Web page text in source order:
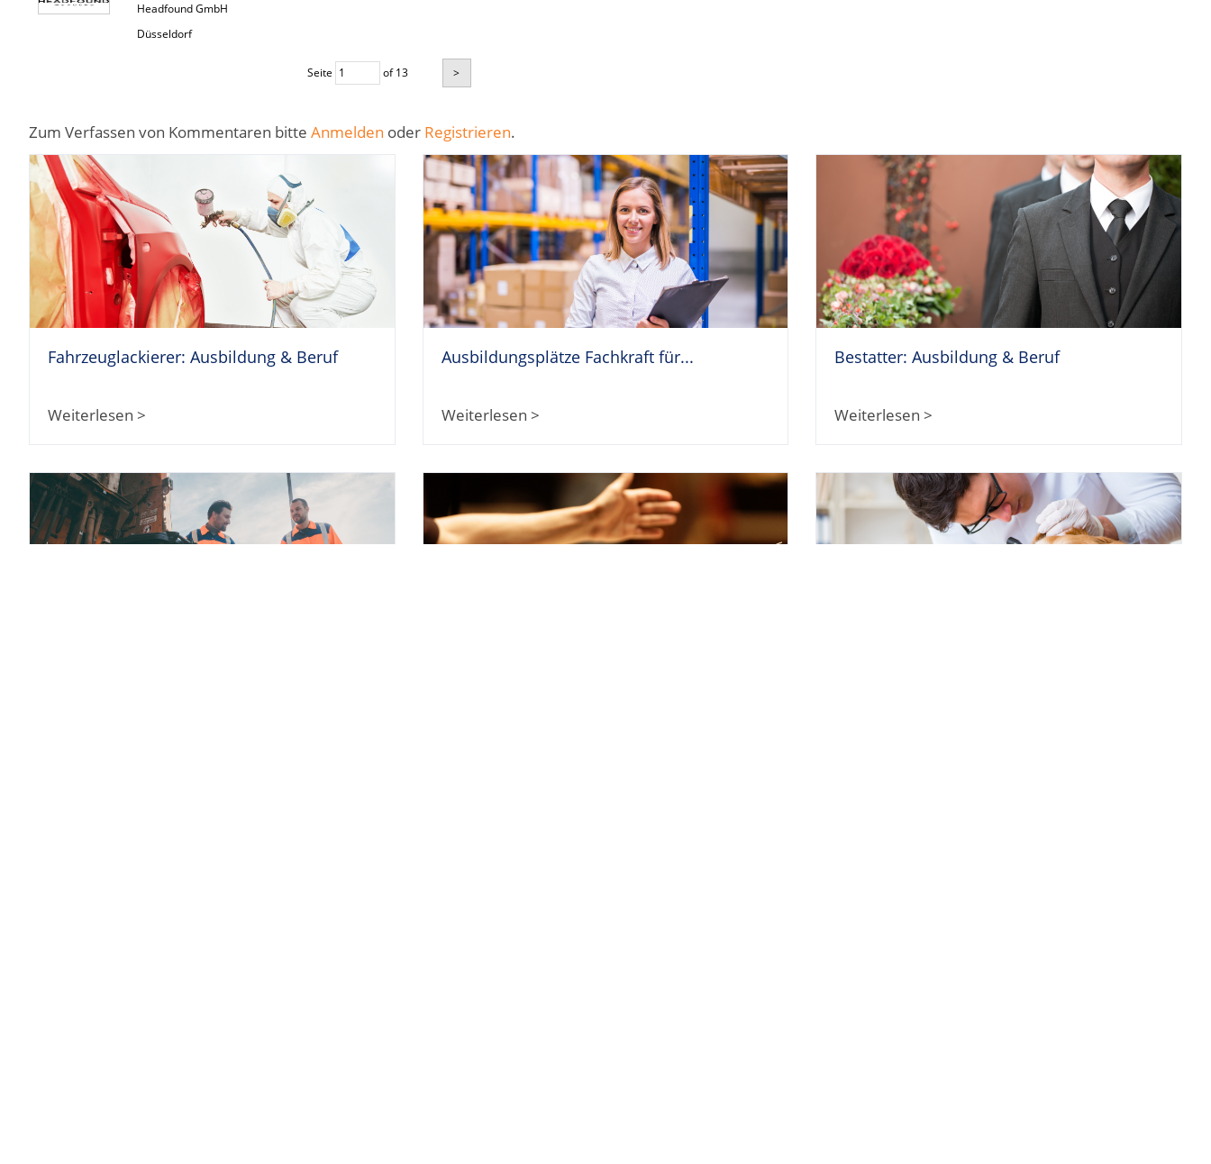
Headfound GmbH
Düsseldorf
Seite of 13 >
Zum Verfassen von Kommentaren bitte Anmelden oder Registrieren.
Fahrzeuglackierer: Ausbildung & Beruf
Weiterlesen >
Ausbildungsplätze Fachkraft für...
Weiterlesen >
Bestatter: Ausbildung & Beruf
Weiterlesen >